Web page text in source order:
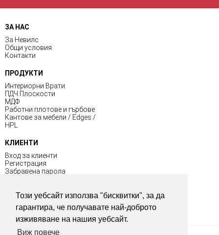
Този уебсайт използва "бисквитки", за да
гарантира, че получавате най-доброто
изживяване на нашия уебсайт.
Виж повече
ЗА НАС
За Невилс
Общи условия
Контакти
ПРОДУКТИ
Интериорни Врати
ПДЧ Плоскости
МДФ
Работни плотове и гърбове
Кантове за мебели / Edges /
HPL
КЛИЕНТИ
Вход за клиенти
Регистрация
Забравена парола
ПОЛЕЗНО